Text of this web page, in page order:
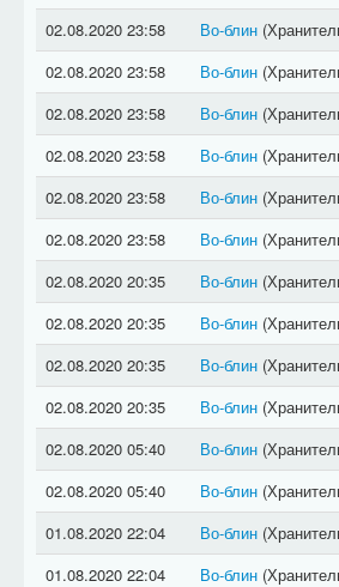
02.08.2020 23:58
Во-блин
02.08.2020 23:58
Во-блин
02.08.2020 23:58
Во-блин
02.08.2020 23:58
Во-блин
02.08.2020 23:58
Во-блин
02.08.2020 23:58
Во-блин
02.08.2020 20:35
Во-блин
02.08.2020 20:35
Во-блин
02.08.2020 20:35
Во-блин
02.08.2020 20:35
Во-блин
02.08.2020 05:40
Во-блин
02.08.2020 05:40
Во-блин
01.08.2020 22:04
Во-блин
01.08.2020 22:04
Во-блин